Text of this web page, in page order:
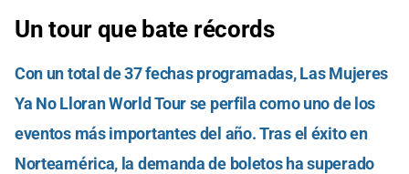
Un tour que bate récords
Con un total de 37 fechas programadas, Las Mujeres
Ya No Lloran World Tour se perfila como uno de los
eventos más importantes del año. Tras el éxito en
Norteamérica, la demanda de boletos ha superado